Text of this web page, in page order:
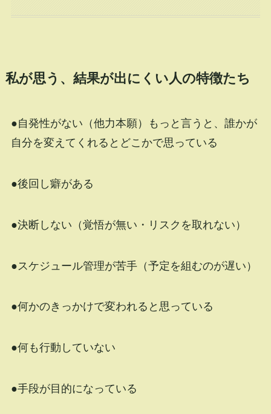
私が思う、結果が出にくい人の特徴たち
●自発性がない（他力本願）もっと言うと、誰かが
自分を変えてくれるとどこかで思っている
●後回し癖がある
●決断しない（覚悟が無い・リスクを取れない）
●スケジュール管理が苦手（予定を組むのが遅い）
●何かのきっかけで変われると思っている
●何も行動していない
●手段が目的になっている